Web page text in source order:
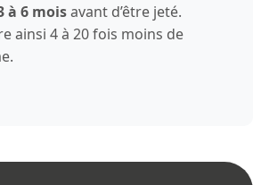
à 6 moisavant d’être jeté.
ainsi 4 à 20 fois moins de